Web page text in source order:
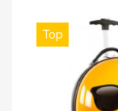
Top